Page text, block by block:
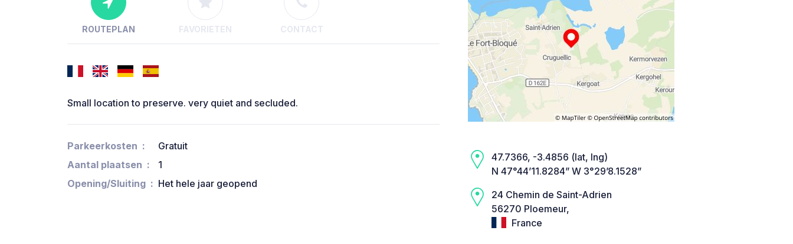
ROUTEPLAN FAVORIETEN CONTACT
Small location to preserve. very quiet and secluded.
Parkeerkosten
Gratuit
Aantal plaatsen
1
Opening/Sluiting
Het hele jaar geopend
47.7366, -3.4856 (lat, lng)
N 47°44’11.8284” W 3°29’8.1528”
24 Chemin de Saint-Adrien
56270 Ploemeur,
France